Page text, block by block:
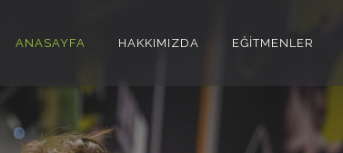
ANASAYFA HAKKIMIZDA EĞİTMENLER